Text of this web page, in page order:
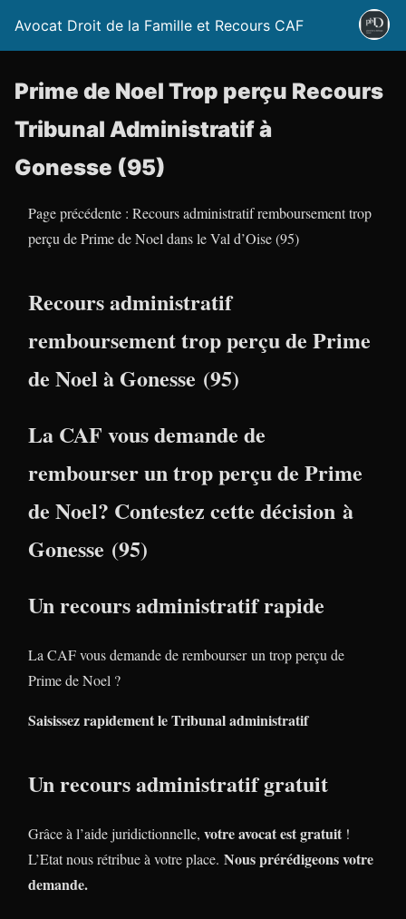
Avocat Droit de la Famille et Recours CAF
Prime de Noel Trop perçu Recours
Tribunal Administratif à
Gonesse (95)
Page précédente : Recours administratif remboursement trop
perçu de Prime de Noel dans le Val d’Oise (95)
Recours administratif
remboursement trop perçu de Prime
de Noel à Gonesse (95)
La CAF vous demande de
rembourser un trop perçu de Prime
de Noel? Contestez cette décision à
Gonesse (95)
Un recours administratif rapide
La CAF vous demande de rembourser un trop perçu de
Prime de Noel ?
Saisissez rapidement le Tribunal administratif
Un recours administratif gratuit
Grâce à l’aide juridictionnelle, votre avocat est gratuit !
L’Etat nous rétribue à votre place. Nous prérédigeons votre
demande.